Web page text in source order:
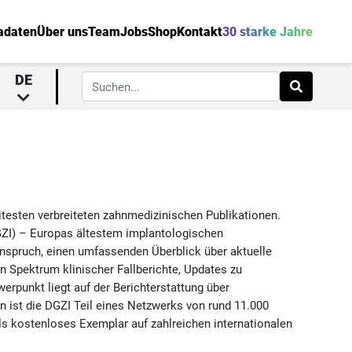
Über unsTeamJobsShopKontakt30 starke Jahre
DE
verbreiteten zahnmedizinischen Publikationen.
– Europas ältestem implantologischen
einen umfassenden Überblick über aktuelle
klinischer Fallberichte, Updates zu
liegt auf der Berichterstattung über
die DGZI Teil eines Netzwerks von rund 11.000
kostenloses Exemplar auf zahlreichen internationalen